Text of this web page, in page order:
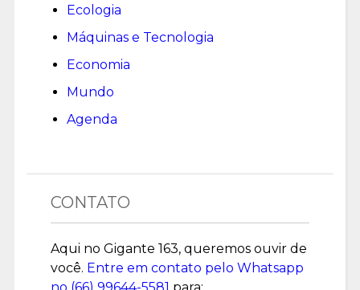
Ecologia
Máquinas e Tecnologia
Economia
Mundo
Agenda
CONTATO
Aqui no Gigante 163, queremos ouvir de
você. Entre em contato pelo Whatsapp